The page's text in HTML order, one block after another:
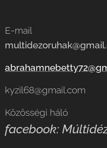
E-mail
kyzil68@gmail.com
Közösségi háló
facebook: